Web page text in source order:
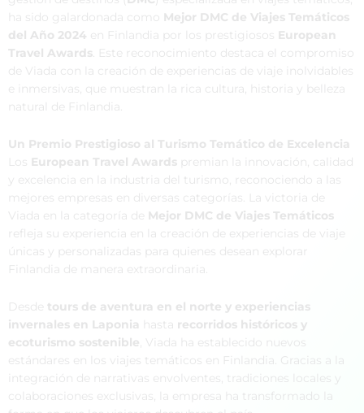
ha sido galardonada como Mejor DMC de Viajes Temáticos
del Año 2024 en Finlandia por los prestigiosos
European
Travel Awards . Este reconocimiento destaca el compromiso
de Viada con la creación de experiencias de viaje inolvidables
e inmersivas, que muestran la rica cultura, historia y belleza
natural de Finlandia.
Un Premio Prestigioso al Turismo Temático de Excelencia
Los
European Travel Awards premian la innovación, calidad
y excelencia en la industria del turismo, reconociendo a las
mejores empresas en diversas categorías. La victoria de
Viada en la categoría de
Mejor DMC de Viajes Temáticos
refleja su experiencia en la creación de experiencias de viaje
únicas y personalizadas para quienes desean explorar
Finlandia de manera extraordinaria.
Desde tours de aventura en el norte y experiencias
invernales en Laponia
hasta recorridos históricos y
ecoturismo sostenible , Viada ha establecido nuevos
estándares en los viajes temáticos en Finlandia. Gracias a la
integración de narrativas envolventes, tradiciones locales y
colaboraciones exclusivas, la empresa ha transformado la